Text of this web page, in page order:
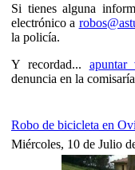
Si tienes alguna
electrónico a
la policía.
Y recordad... apuntar
denuncia en la
Robo de bicicleta en
Miércoles, 10 de Julio